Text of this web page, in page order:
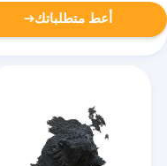
أعط متطلباتك